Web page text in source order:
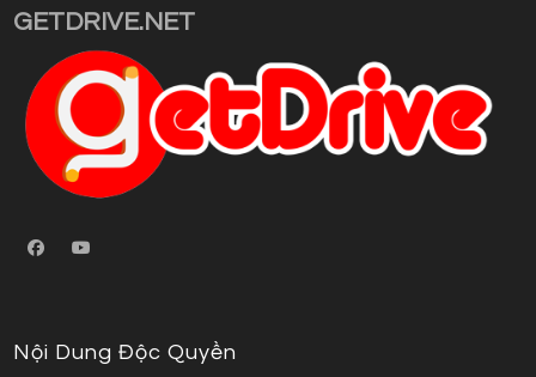
application
GETDRIVE.NET
Nội Dung Độc Quyền